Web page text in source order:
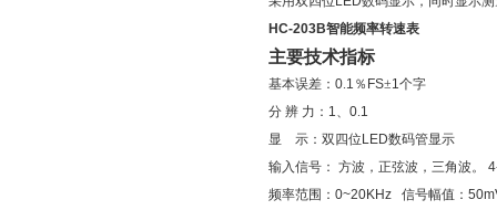
HC-203B智能频率转速表
主要技术指标
基本误差： 0.1 ％ FS±1个字
分 辨 力： 1、 0.1
显
示：双四位 LED数码管显示
输入信号： 方波，正弦波，三角波。
频率范围： 0~20KHz 信号幅值：